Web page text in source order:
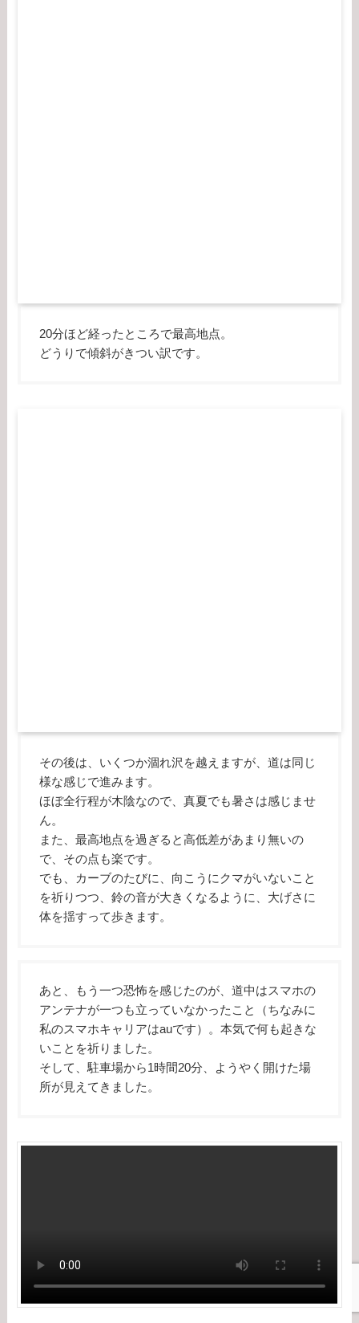
20分ほど経ったところで最高地点。
どうりで傾斜がきつい訳です。
その後は、いくつか涸れ沢を越えますが、道は同じ
様な感じで進みます。
ほぼ全行程が木陰なので、真夏でも暑さは感じませ
ん。
また、最高地点を過ぎると高低差があまり無いの
で、その点も楽です。
でも、カーブのたびに、向こうにクマがいないこと
を祈りつつ、鈴の音が大きくなるように、大げさに
体を揺すって歩きます。
あと、もう一つ恐怖を感じたのが、道中はスマホの
アンテナが一つも立っていなかったこと（ちなみに
私のスマホキャリアはauです）。本気で何も起きな
いことを祈りました。
そして、駐車場から1時間20分、ようやく開けた場
所が見えてきました。